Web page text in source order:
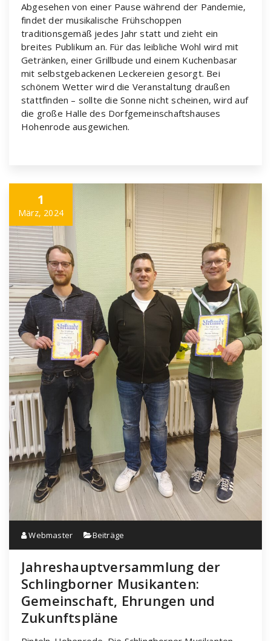
Abgesehen von einer Pause während der Pandemie,
findet der musikalische Frühschoppen
traditionsgemäß jedes Jahr statt und zieht ein
breites Publikum an. Für das leibliche Wohl wird mit
Getränken, einer Grillbude und einem Kuchenbasar
mit selbstgebackenen Leckereien gesorgt. Bei
schönem Wetter wird die Veranstaltung draußen
stattfinden – sollte die Sonne nicht scheinen, wird auf
die große Halle des Dorfgemeinschaftshauses
Hohenrode ausgewichen.
1
März, 2024
Webmaster Beiträge
Jahreshauptversammlung der
Schlingborner Musikanten:
Gemeinschaft, Ehrungen und
Zukunftspläne